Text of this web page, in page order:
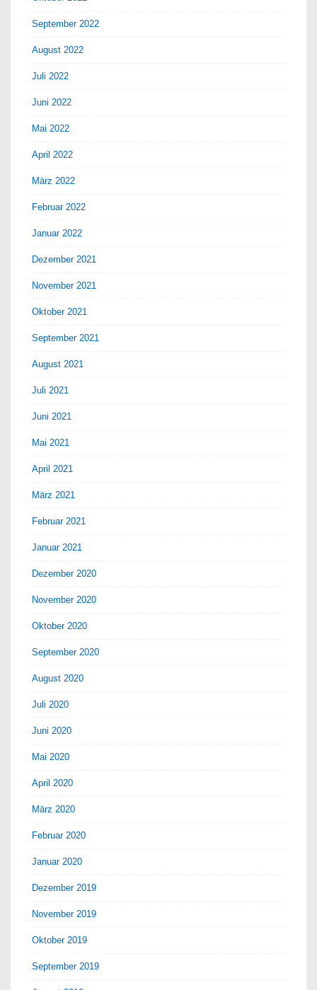
September 2022
August 2022
Juli 2022
Juni 2022
Mai 2022
April 2022
März 2022
Februar 2022
Januar 2022
Dezember 2021
November 2021
Oktober 2021
September 2021
August 2021
Juli 2021
Juni 2021
Mai 2021
April 2021
März 2021
Februar 2021
Januar 2021
Dezember 2020
November 2020
Oktober 2020
September 2020
August 2020
Juli 2020
Juni 2020
Mai 2020
April 2020
März 2020
Februar 2020
Januar 2020
Dezember 2019
November 2019
Oktober 2019
September 2019